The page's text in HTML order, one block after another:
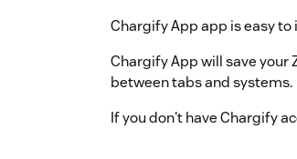
Chargify App app is easy
Chargify App will save
between tabs and systems.
If you don't have Chargify